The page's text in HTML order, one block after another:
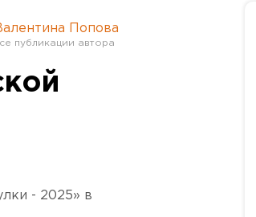
Попова
- 2025» в